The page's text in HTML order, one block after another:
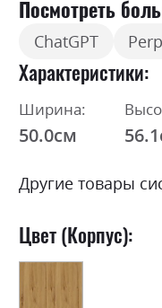
Посмотреть
ChatGPT
Характеристики
Ширина:
50.0см
Другие товары
Цвет (Корпус):